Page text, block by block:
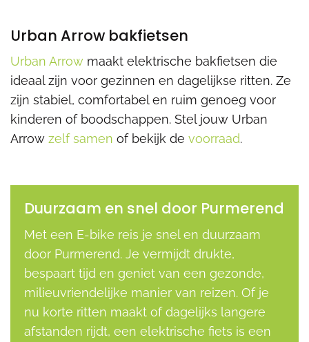
Urban Arrow bakfietsen
Urban Arrow maakt elektrische bakfietsen die
ideaal zijn voor gezinnen en dagelijkse ritten. Ze
zijn stabiel, comfortabel en ruim genoeg voor
kinderen of boodschappen. Stel jouw Urban
Arrow zelf samen of bekijk de voorraad.
Duurzaam en snel door Purmerend
Met een E-bike reis je snel en duurzaam
door Purmerend. Je vermijdt drukte,
bespaart tijd en geniet van een gezonde,
milieuvriendelijke manier van reizen. Of je
nu korte ritten maakt of dagelijks langere
afstanden rijdt, een elektrische fiets is een